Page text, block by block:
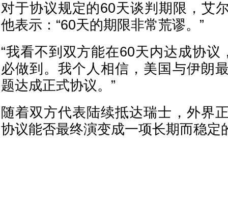
对于协议规定的60天谈判期限，艾
他表示：“60天的期限非常荒谬。”
“我看不到双方能在60天内达成协议
必做到。我个人相信，美国与伊朗
题达成正式协议。”
随着双方代表陆续抵达瑞士，外界
协议能否最终演变成一项长期而稳定